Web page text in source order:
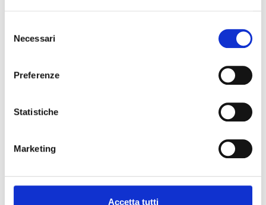
delNecessari
Preferenze
Statistiche
Marketing
Accetta tutti
Password